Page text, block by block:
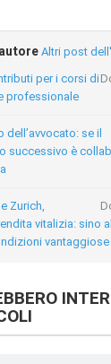
Altri post
per i corsi di
professionale
dell’avvocato: se il
successivo è
Zurich,
vitalizia: sino
vantaggiose